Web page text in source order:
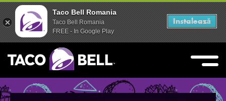
Taco Bell
Live Mas
Taco Bell Romania
Taco Bell Romania
FREE - In Google Play
Instalează
Taco Bell Romania
Taco Bell Romania
FREE - In Google Play
Instalează